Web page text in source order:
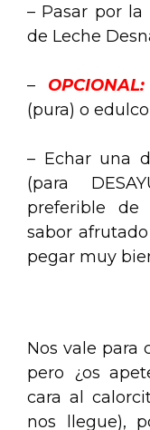
– Pasar por
de Leche
– OPCIONAL:
(pura) o
– Echar una
(para
preferible de
sabor
pegar muy
Nos vale para
pero ¿os
cara al
nos llegue),